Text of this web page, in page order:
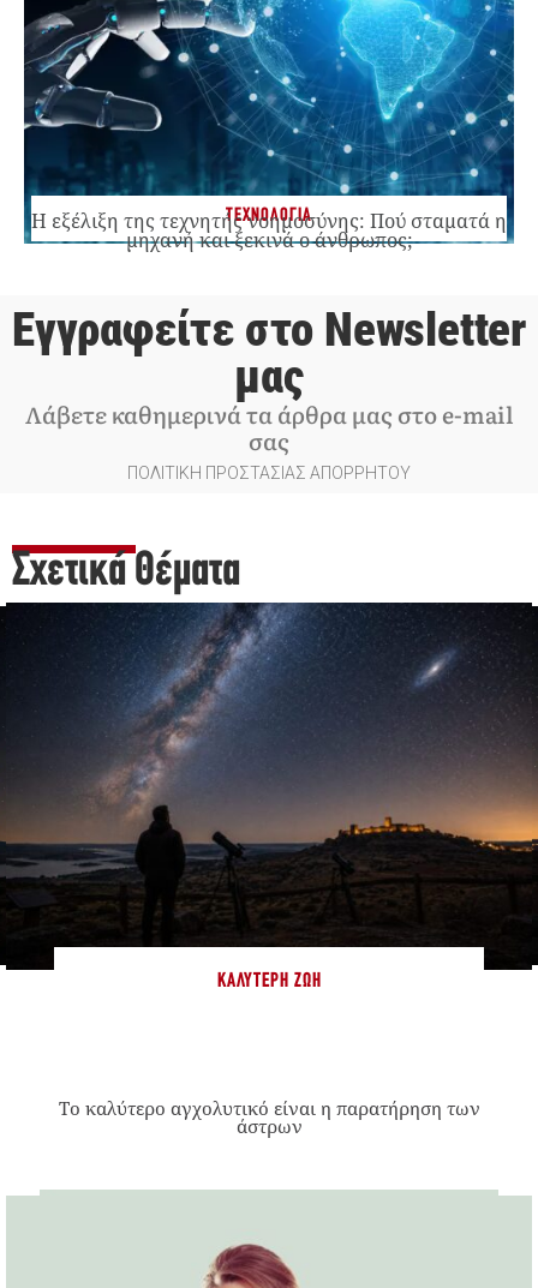
ΤΕΧΝΟΛΟΓΙΑ
Η εξέλιξη της τεχνητής νοημοσύνης: Πού σταματά η
μηχανή και ξεκινά ο άνθρωπος;
Εγγραφείτε στο Newsletter
μας
Λάβετε καθημερινά τα άρθρα μας στο e-mail
σας
ΠΟΛΙΤΙΚΗ ΠΡΟΣΤΑΣΙΑΣ ΑΠΟΡΡΗΤΟΥ
Σχετικά Θέματα
ΚΑΛΎΤΕΡΗ ΖΩΉ
Το καλύτερο αγχολυτικό είναι η παρατήρηση των
άστρων